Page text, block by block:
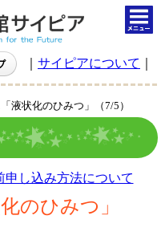
サイピアについて
液状化のひみつ」（7/5）
申し込み方法について
のひみつ」